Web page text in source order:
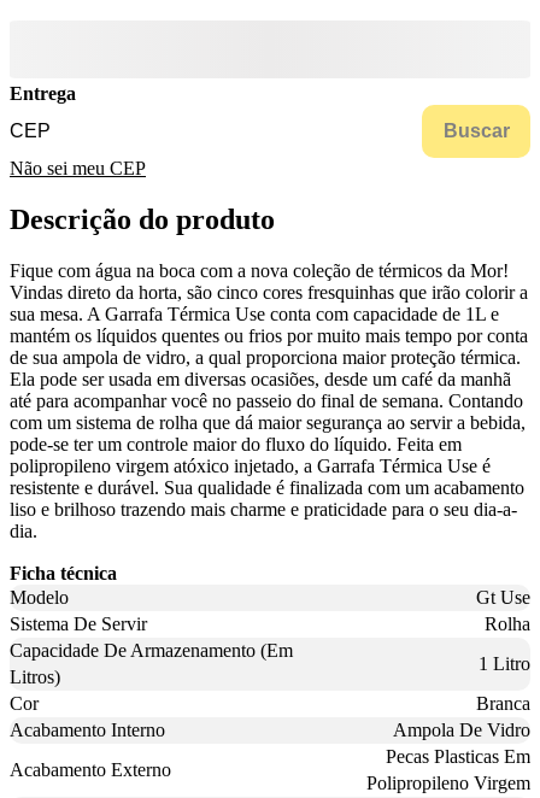
Entrega
Buscar
Não sei meu CEP
Descrição do produto
Fique com água na boca com a nova coleção de térmicos da Mor!
Vindas direto da horta, são cinco cores fresquinhas que irão colorir a
sua mesa. A Garrafa Térmica Use conta com capacidade de 1L e
mantém os líquidos quentes ou frios por muito mais tempo por conta
de sua ampola de vidro, a qual proporciona maior proteção térmica.
Ela pode ser usada em diversas ocasiões, desde um café da manhã
até para acompanhar você no passeio do final de semana. Contando
com um sistema de rolha que dá maior segurança ao servir a bebida,
pode-se ter um controle maior do fluxo do líquido. Feita em
polipropileno virgem atóxico injetado, a Garrafa Térmica Use é
resistente e durável. Sua qualidade é finalizada com um acabamento
liso e brilhoso trazendo mais charme e praticidade para o seu dia-a-
dia.
Ficha técnica
Modelo
Gt Use
Sistema De Servir
Rolha
Capacidade De Armazenamento (Em
Litros)
1 Litro
Cor
Branca
Acabamento Interno
Ampola De Vidro
Acabamento Externo
Pecas Plasticas Em
Polipropileno Virgem